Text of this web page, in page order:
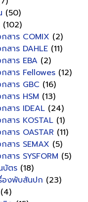
(50)
(102)
กสาร COMIX (2)
สาร DAHLE (11)
สาร EBA (2)
กสาร Fellowes (12)
สาร GBC (16)
สาร HSM (13)
สาร IDEAL (24)
สาร KOSTAL (1)
สาร OASTAR (11)
สาร SEMAX (5)
สาร SYSFORM (5)
บัตร (18)
องพับสันปก (23)
(4)